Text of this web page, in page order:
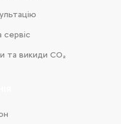
сервіс
та викиди CO₂